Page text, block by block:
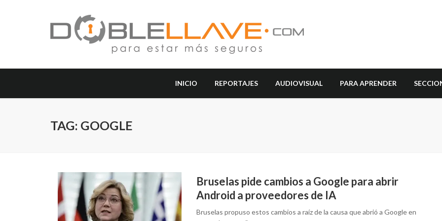
INICIO REPORTAJES AUDIOVISUAL PARA APRENDER
TAG: GOOGLE
Bruselas pide cambios a Google para abrir
Android a proveedores de IA
Bruselas propuso estos cambios a raíz de la causa que abrió a Google en